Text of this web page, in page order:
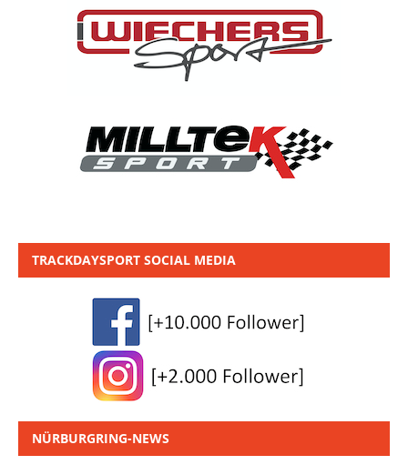
TRACKDAYSPORT SOCIAL MEDIA
NÜRBURGRING-NEWS